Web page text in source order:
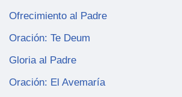
Ofrecimiento al Padre
Oración: Te Deum
Gloria al Padre
Oración: El Avemaría